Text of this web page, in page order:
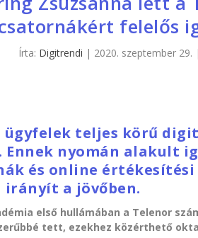
felelős
Írta: Digitrendi | 2020. szeptember 29.
teljes körű
nyomán alakult
és online
irányít a jövőben.
első hullámában a Telenor
tett, ezekhez közérthető